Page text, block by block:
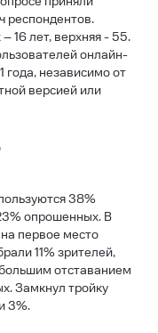
респондентов.
16 лет, верхняя - 55.
онлайн-
года, независимо от
версией или
38%
опрошенных. В
первое место
11% зрителей,
отставанием
Замкнул тройку
3%.